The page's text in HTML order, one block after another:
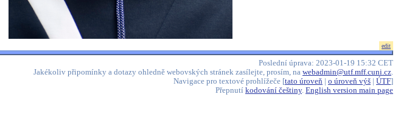
edit
Poslední úprava: 2023-01-19 15:32 CET
Jakékoliv připomínky a dotazy ohledně webovských stránek zasílejte, prosím, na webadmin@utf.mff.cuni.cz.
Navigace pro textové prohlížeče [tato úroveň o úroveň výš ÚTF]
Přepnutí kodování češtiny. English version main page